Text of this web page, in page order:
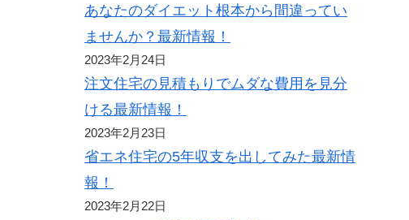
あなたのダイエット根本から間違ってい
ませんか？最新情報！
2023年2月24日
注文住宅の見積もりでムダな費用を見分
ける最新情報！
2023年2月23日
省エネ住宅の5年収支を出してみた最新情
報！
2023年2月22日